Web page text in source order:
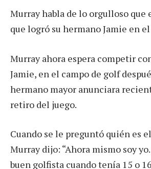
Murray habla de lo orgulloso que
que logró su hermano Jamie en
Murray ahora espera competir
Jamie, en el campo de golf
hermano mayor anunciara
retiro del juego.
Cuando se le preguntó quién es
Murray dijo: “Ahora mismo soy
buen golfista cuando tenía 15 o